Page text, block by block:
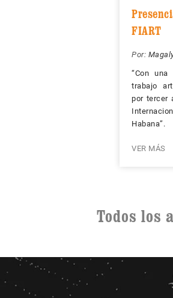
FIART
Por:
“Con
trabajo
por tercer
Habana”.
VER MÁS
Todos los